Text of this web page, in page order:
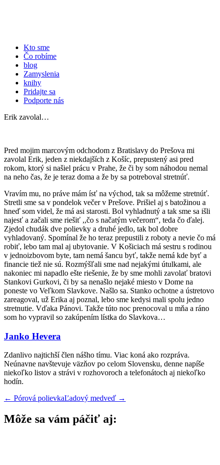
Kto sme
Čo robíme
blog
Zamyslenia
knihy
Pridajte sa
Podporte nás
Erik zavolal…
Pred mojim marcovým odchodom z Bratislavy do Prešova mi
zavolal Erik, jeden z niekdajších z Košíc, prepustený asi pred
rokom, ktorý si našiel prácu v Prahe, že či by som náhodou nemal
na neho čas, že je teraz doma a že by sa potreboval stretnúť.
Vravím mu, no práve mám ísť na východ, tak sa môžeme stretnúť.
Stretli sme sa v pondelok večer v Prešove. Prišiel aj s batožinou a
hneď som videl, že má asi starosti. Bol vyhladnutý a tak sme sa išli
najesť a začali sme riešiť ,,čo s načatým večerom“, teda čo ďalej.
Zjedol chudák dve polievky a druhé jedlo, tak bol dobre
vyhladovaný. Spomínal že ho teraz prepustili z roboty a nevie čo má
robiť, lebo tam mal aj ubytovanie. V Košiciach má sestru s rodinou
v jednoizbovom byte, tam nemá šancu byť, takže nemá kde byť a
financie tiež nie sú. Rozmýšľali sme nad nejakými útulkami, ale
nakoniec mi napadlo ešte riešenie, že by sme mohli zavolať bratovi
Stankovi Gurkovi, či by sa nenašlo nejaké miesto v Dome na
poneste vo Veľkom Slavkove. Našlo sa. Stanko ochotne a ústretovo
zareagoval, už Erika aj poznal, lebo sme kedysi mali spolu jedno
stretnutie. Vďaka Pánovi. Takže túto noc prenocoval u mňa a ráno
som ho vypravil so zakúpením lístka do Slavkova…
Janko Hevera
Zdanlivo najtichší člen nášho tímu. Viac koná ako rozpráva.
Neúnavne navštevuje väzňov po celom Slovensku, denne napíše
niekoľko listov a strávi v rozhovoroch a telefonátoch aj niekoľko
hodín.
← Pórová polievkaĽadový medveď →
Môže sa vám páčiť aj: